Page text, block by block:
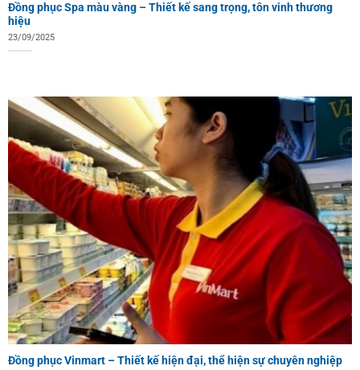
Đồng phục Spa màu vàng – Thiết kế sang trọng, tôn vinh thương
hiệu
23/09/2025
Đồng phục Vinmart – Thiết kế hiện đại, thể hiện sự chuyên nghiệp